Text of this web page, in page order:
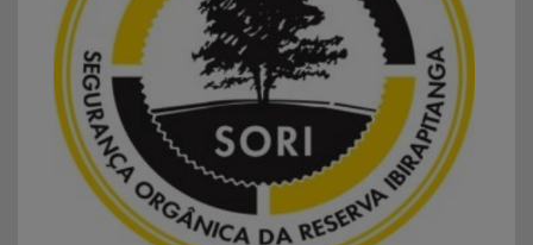
Notícias
Localização